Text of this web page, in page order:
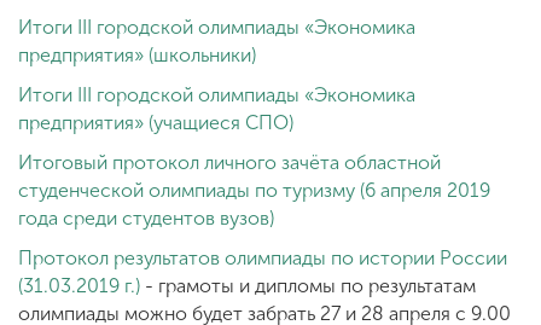
Сведения об
образовательной
ENG SPN CHI
Приемная
комиссия
Итоги III городской олимпиады «Экономика
предприятия» (школьники)
Итоги III городской олимпиады «Экономика
предприятия» (учащиеся СПО)
Итоговый протокол личного зачёта областной
студенческой олимпиады по туризму (6 апреля 2019
года среди студентов вузов)
Протокол результатов олимпиады по истории России
(31.03.2019 г.) - грамоты и дипломы по результатам
олимпиады можно будет забрать 27 и 28 апреля с 9.00